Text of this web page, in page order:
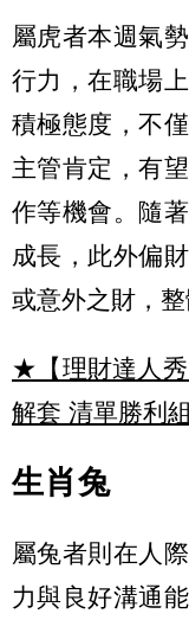
屬虎者本週氣
行力，在職場
積極態度，不
主管肯定，有
作等機會。隨
成長，此外偏
或意外之財，整
★【理財達人秀
解套 清單勝利組
生肖兔
屬兔者則在人
力與良好溝通